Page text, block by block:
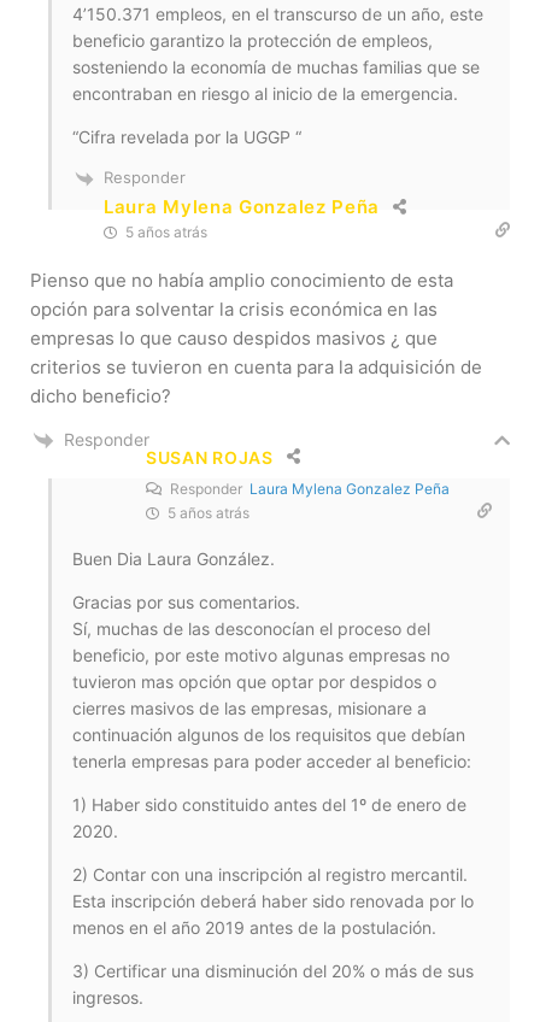
4’150.371 empleos, en el transcurso de un año, este
beneficio garantizo la protección de empleos,
sosteniendo la economía de muchas familias que se
encontraban en riesgo al inicio de la emergencia.
“Cifra revelada por la UGGP “
Responder
Laura Mylena Gonzalez Peña
5 años atrás
Pienso que no había amplio conocimiento de esta
opción para solventar la crisis económica en las
empresas lo que causo despidos masivos ¿ que
criterios se tuvieron en cuenta para la adquisición de
dicho beneficio?
Responder
SUSAN ROJAS
Responder Laura Mylena Gonzalez Peña
5 años atrás
Buen Dia Laura González.
Gracias por sus comentarios.
Sí, muchas de las desconocían el proceso del
beneficio, por este motivo algunas empresas no
tuvieron mas opción que optar por despidos o
cierres masivos de las empresas, misionare a
continuación algunos de los requisitos que debían
tenerla empresas para poder acceder al beneficio:
1) Haber sido constituido antes del 1º de enero de
2020.
2) Contar con una inscripción al registro mercantil.
Esta inscripción deberá haber sido renovada por lo
menos en el año 2019 antes de la postulación.
3) Certificar una disminución del 20% o más de sus
ingresos.